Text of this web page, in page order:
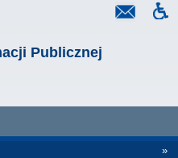
Publicznej
»